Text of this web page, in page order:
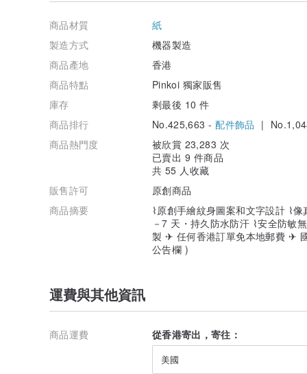
各地郵寄時間
一般商品出貨時間：
匯款確認後的 1- 3 天內會將商品寄出給您。
商品運送時間 (香港)：
以香港本地平郵寄出，約 1 - 3 個工作天內送達 (不含週
郵差會放信箱的，所以放心不用等門哦！
商品運送時間 (台灣)：
以香港郵政普通空郵寄出，到台灣約 8 - 10 個工作天內
郵差會放信箱的，所以放心不用等門哦～
以香港郵政普通空郵寄出，根據目的地不同，有不同送
作天內送達 (不含週六日及國定假日)。郵差會放信箱的，
・關 於 LAZY DUO 短 紋 身 貼 紙・
商品材質
紙
製造方式
機器製造
商品產地
香港
商品特點
Pinkoi 獨家販售
庫存
剩最後 10 件
商品排行
No.425,663 -配件飾品 |
商品熱門度
被欣賞 23,283 次
已賣出 9 件商品
共 55 人收藏
販售許可
原創商品
商品摘要
⌇原創手繪紋身圖案和文字設計 ⌇
－7 天・持久防水防汗 ⌇安全防敏
製 ✈ 任何香港訂單免本地郵費 ✈
公告欄 )
運費與其他資訊
商品運費 從香港寄出，寄往：
美國